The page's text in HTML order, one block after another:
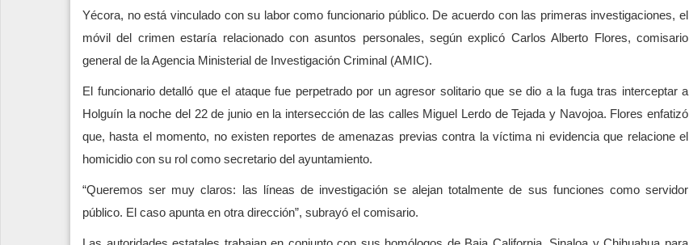
Yécora, no está vinculado con su labor como funcionario público. De acuerdo con las primeras investigaciones, el
móvil del crimen estaría relacionado con asuntos personales, según explicó Carlos Alberto Flores, comisario
general de la Agencia Ministerial de Investigación Criminal (AMIC).
El funcionario detalló que el ataque fue perpetrado por un agresor solitario que se dio a la fuga tras interceptar a
Holguín la noche del 22 de junio en la intersección de las calles Miguel Lerdo de Tejada y Navojoa. Flores enfatizó
que, hasta el momento, no existen reportes de amenazas previas contra la víctima ni evidencia que relacione el
homicidio con su rol como secretario del ayuntamiento.
“Queremos ser muy claros: las líneas de investigación se alejan totalmente de sus funciones como servidor
público. El caso apunta en otra dirección”, subrayó el comisario.